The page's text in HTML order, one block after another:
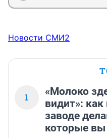
Новости СМИ2
1
«Молоко
видит»:
заводе
которые